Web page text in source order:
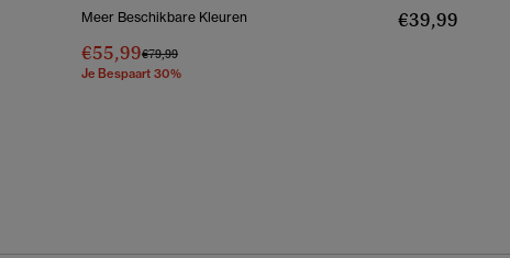
Meer Beschikbare Kleuren
€55,99Prijs Verlaagd Van
€79,99Naar
Je Bespaart 30%
€39,99